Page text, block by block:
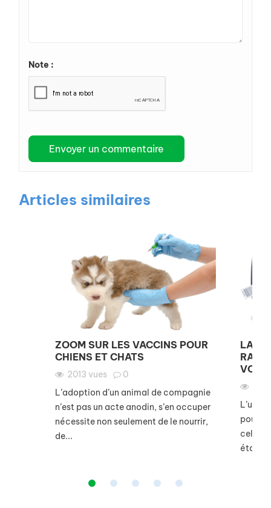
Note :
Articles similaires
ZOOM SUR LES VACCINS POUR
CHIENS ET CHATS
2013 vues
0
L’adoption d’un animal de compagnie
n’est pas un acte anodin, s’en occuper
nécessite non seulement de le nourrir,
de...
LA
L’un
pour
celui
étant...